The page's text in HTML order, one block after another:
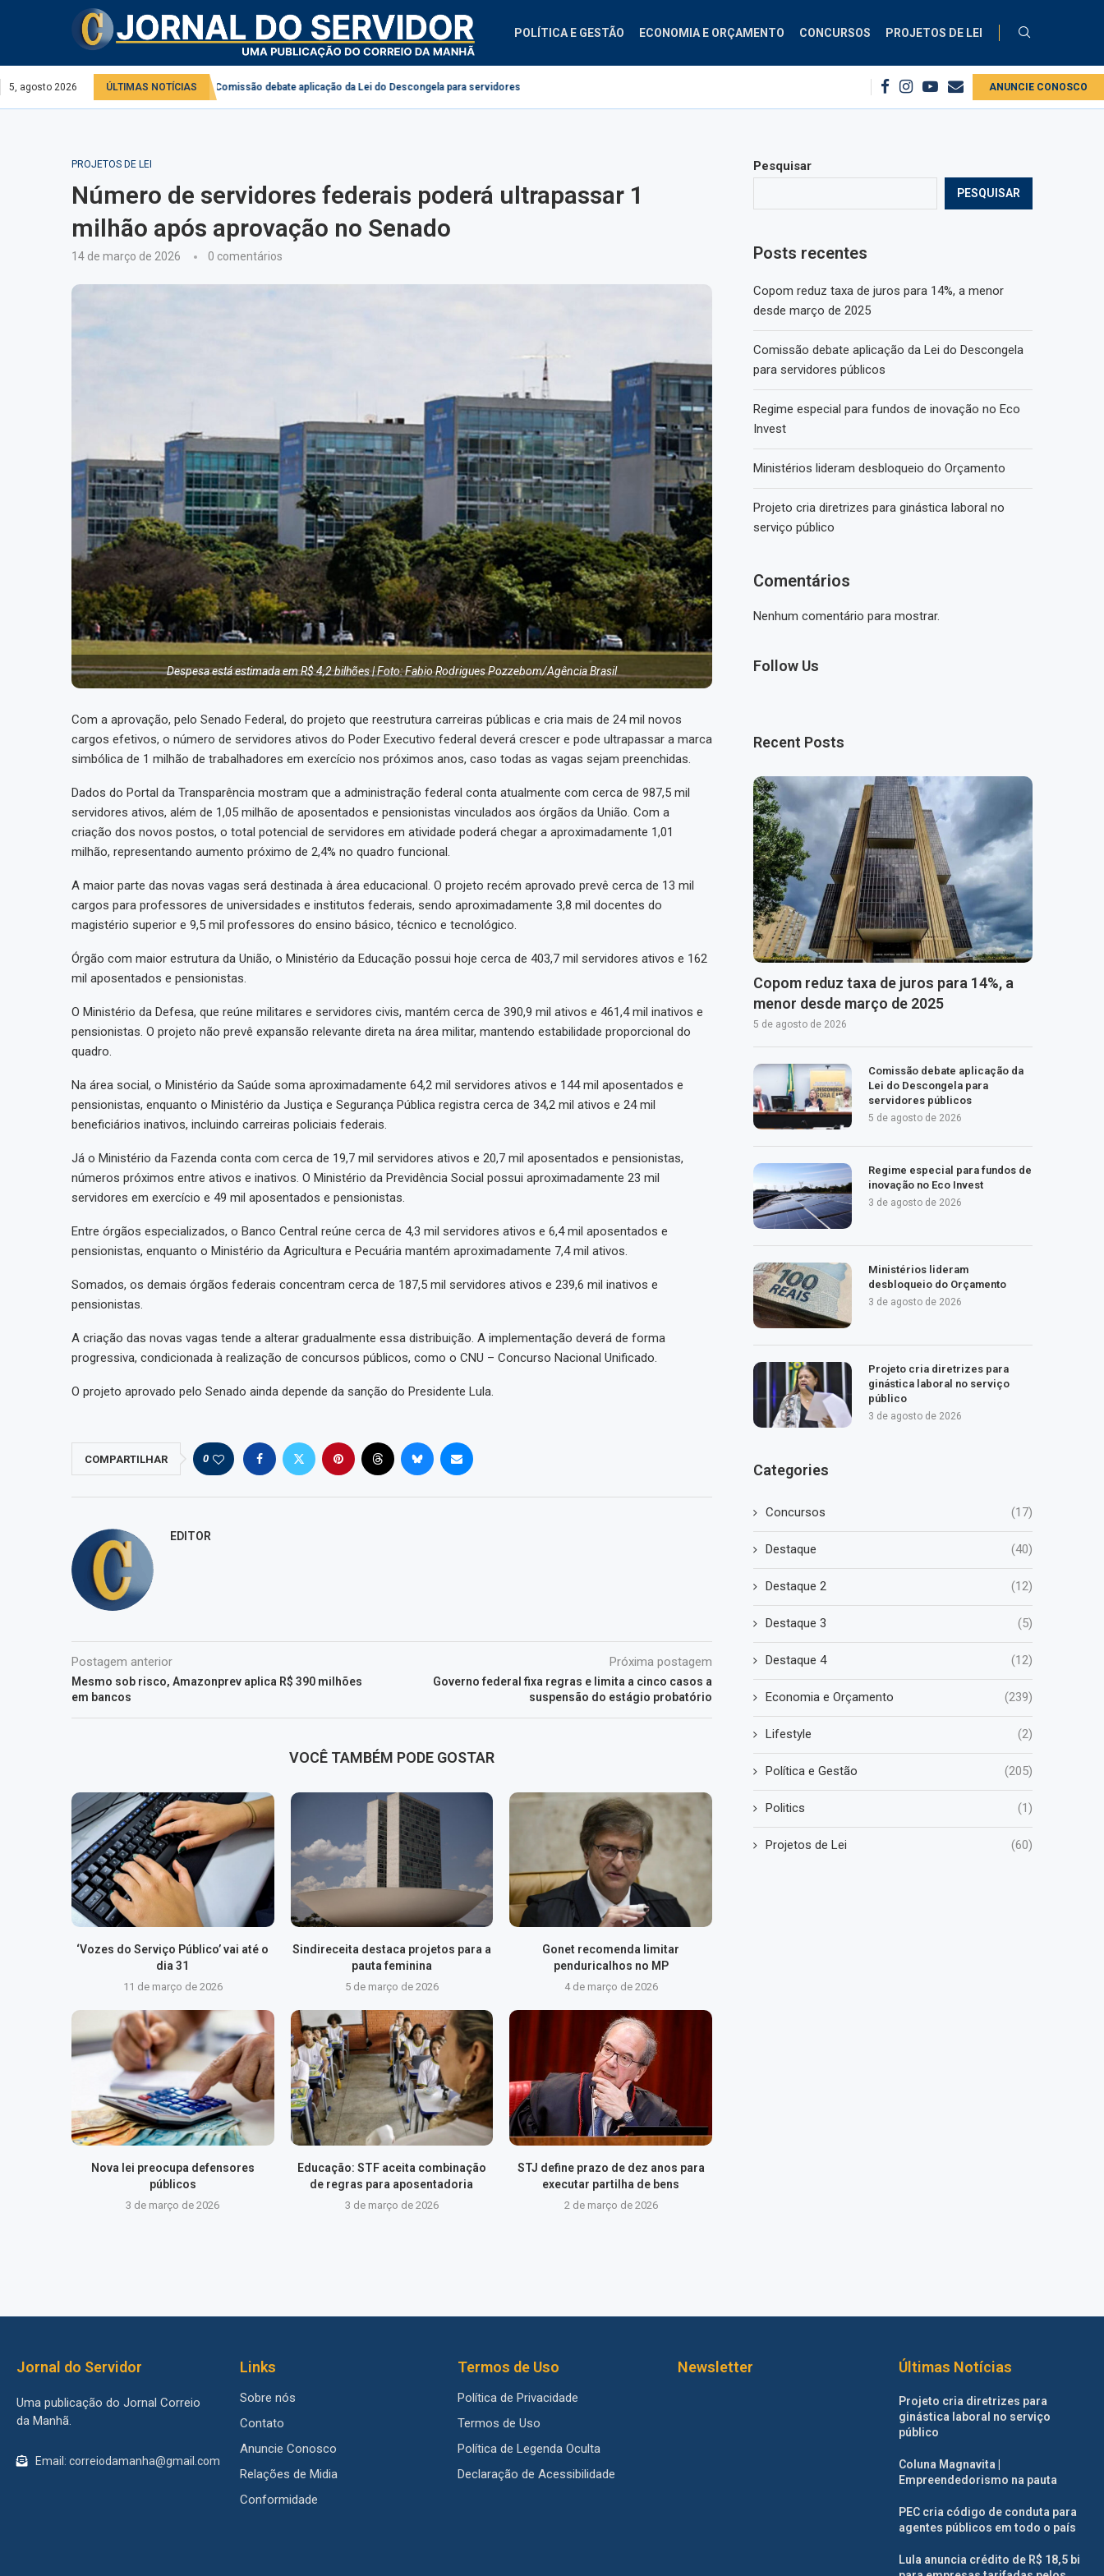
POLÍTICA E GESTÃO ECONOMIA E ORÇAMENTO CONCURSOS PROJETOS DE LEI
5, agosto 2026 ÚLTIMAS NOTÍCIAS
público e privado Comissão debate aplicação da Lei do Descongela para servidores públicos Projeto cria diretrizes para ginástica laboral no serviço público PEC cria código de conduta para agentes públicos em
ANUNCIE CONOSCO
PROJETOS DE LEI
Número de servidores federais poderá ultrapassar 1
milhão após aprovação no Senado
14 de março de 2026 0 comentários
Despesa está estimada em R$ 4,2 bilhões | Foto: Fabio Rodrigues Pozzebom/Agência Brasil
Com a aprovação, pelo Senado Federal, do projeto que reestrutura carreiras públicas e cria mais de 24 mil novos
cargos efetivos, o número de servidores ativos do Poder Executivo federal deverá crescer e pode ultrapassar a marca
simbólica de 1 milhão de trabalhadores em exercício nos próximos anos, caso todas as vagas sejam preenchidas.
Dados do Portal da Transparência mostram que a administração federal conta atualmente com cerca de 987,5 mil
servidores ativos, além de 1,05 milhão de aposentados e pensionistas vinculados aos órgãos da União. Com a
criação dos novos postos, o total potencial de servidores em atividade poderá chegar a aproximadamente 1,01
milhão, representando aumento próximo de 2,4% no quadro funcional.
A maior parte das novas vagas será destinada à área educacional. O projeto recém aprovado prevê cerca de 13 mil
cargos para professores de universidades e institutos federais, sendo aproximadamente 3,8 mil docentes do
magistério superior e 9,5 mil professores do ensino básico, técnico e tecnológico.
Órgão com maior estrutura da União, o Ministério da Educação possui hoje cerca de 403,7 mil servidores ativos e 162
mil aposentados e pensionistas.
O Ministério da Defesa, que reúne militares e servidores civis, mantém cerca de 390,9 mil ativos e 461,4 mil inativos e
pensionistas. O projeto não prevê expansão relevante direta na área militar, mantendo estabilidade proporcional do
quadro.
Na área social, o Ministério da Saúde soma aproximadamente 64,2 mil servidores ativos e 144 mil aposentados e
pensionistas, enquanto o Ministério da Justiça e Segurança Pública registra cerca de 34,2 mil ativos e 24 mil
beneficiários inativos, incluindo carreiras policiais federais.
Já o Ministério da Fazenda conta com cerca de 19,7 mil servidores ativos e 20,7 mil aposentados e pensionistas,
números próximos entre ativos e inativos. O Ministério da Previdência Social possui aproximadamente 23 mil
servidores em exercício e 49 mil aposentados e pensionistas.
Entre órgãos especializados, o Banco Central reúne cerca de 4,3 mil servidores ativos e 6,4 mil aposentados e
pensionistas, enquanto o Ministério da Agricultura e Pecuária mantém aproximadamente 7,4 mil ativos.
Somados, os demais órgãos federais concentram cerca de 187,5 mil servidores ativos e 239,6 mil inativos e
pensionistas.
A criação das novas vagas tende a alterar gradualmente essa distribuição. A implementação deverá de forma
progressiva, condicionada à realização de concursos públicos, como o CNU – Concurso Nacional Unificado.
O projeto aprovado pelo Senado ainda depende da sanção do Presidente Lula.
COMPARTILHAR 0
EDITOR
Postagem anterior
Mesmo sob risco, Amazonprev aplica R$ 390 milhões
em bancos
Próxima postagem
Governo federal fixa regras e limita a cinco casos a
suspensão do estágio probatório
VOCÊ TAMBÉM PODE GOSTAR
‘Vozes do Serviço Público’ vai até o
dia 31
11 de março de 2026
Sindireceita destaca projetos para a
pauta feminina
5 de março de 2026
Gonet recomenda limitar
penduricalhos no MP
4 de março de 2026
Nova lei preocupa defensores
públicos
3 de março de 2026
Educação: STF aceita combinação
de regras para aposentadoria
3 de março de 2026
STJ define prazo de dez anos para
executar partilha de bens
2 de março de 2026
Pesquisar
PESQUISAR
Posts recentes
Copom reduz taxa de juros para 14%, a menor
desde março de 2025
Comissão debate aplicação da Lei do Descongela
para servidores públicos
Regime especial para fundos de inovação no Eco
Invest
Ministérios lideram desbloqueio do Orçamento
Projeto cria diretrizes para ginástica laboral no
serviço público
Comentários
Nenhum comentário para mostrar.
Follow Us
Recent Posts
Copom reduz taxa de juros para 14%, a
menor desde março de 2025
5 de agosto de 2026
Comissão debate aplicação da
Lei do Descongela para
servidores públicos
5 de agosto de 2026
Regime especial para fundos de
inovação no Eco Invest
3 de agosto de 2026
Ministérios lideram
desbloqueio do Orçamento
3 de agosto de 2026
Projeto cria diretrizes para
ginástica laboral no serviço
público
3 de agosto de 2026
Categories
Concursos (17)
Destaque (40)
Destaque 2 (12)
Destaque 3 (5)
Destaque 4 (12)
Economia e Orçamento (239)
Lifestyle (2)
Política e Gestão (205)
Politics (1)
Projetos de Lei (60)
Jornal do Servidor
Uma publicação do Jornal Correio
da Manhã.
Email: correiodamanha@gmail.com
Links
Sobre nós
Contato
Anuncie Conosco
Relações de Midia
Conformidade
Termos de Uso
Política de Privacidade
Termos de Uso
Política de Legenda Oculta
Declaração de Acessibilidade
Newsletter Últimas Notícias
Projeto cria diretrizes para
ginástica laboral no serviço
público
Coluna Magnavita |
Empreendedorismo na pauta
PEC cria código de conduta para
agentes públicos em todo o país
Lula anuncia crédito de R$ 18,5 bi